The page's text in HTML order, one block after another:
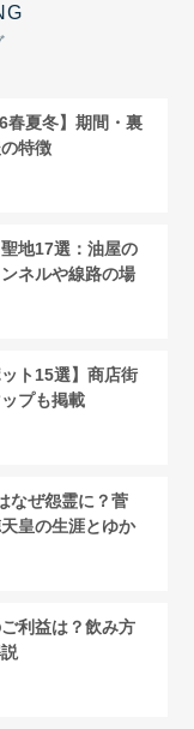
春夏冬】期間・裏
特徴
地17選：油屋の
ネルや線路の場
ット15選】商店街
プも掲載
なぜ怨霊に？菅
皇の生涯とゆか
利益は？飲み方